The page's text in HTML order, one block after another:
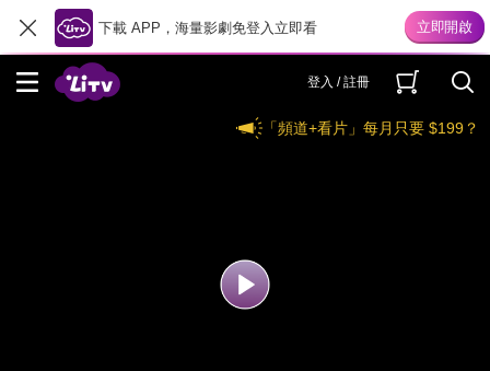
下載 APP，海量影劇免登入立即看
登入 / 註冊
「頻道+看片」每月只要 $199？